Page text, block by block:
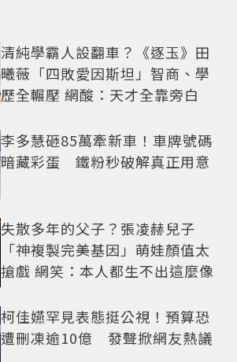
清純學霸人設翻車？《逐玉》田
曦薇「四敗愛因斯坦」智商、學
歷全輾壓 網酸：天才全靠旁白
李多慧砸85萬牽新車！車牌號碼
暗藏彩蛋 鐵粉秒破解真正用意
失散多年的父子？張凌赫兒子
「神複製完美基因」萌娃顏值太
搶戲 網笑：本人都生不出這麼像
柯佳嬿罕見表態挺公視！預算恐
遭刪凍逾10億 發聲掀網友熱議